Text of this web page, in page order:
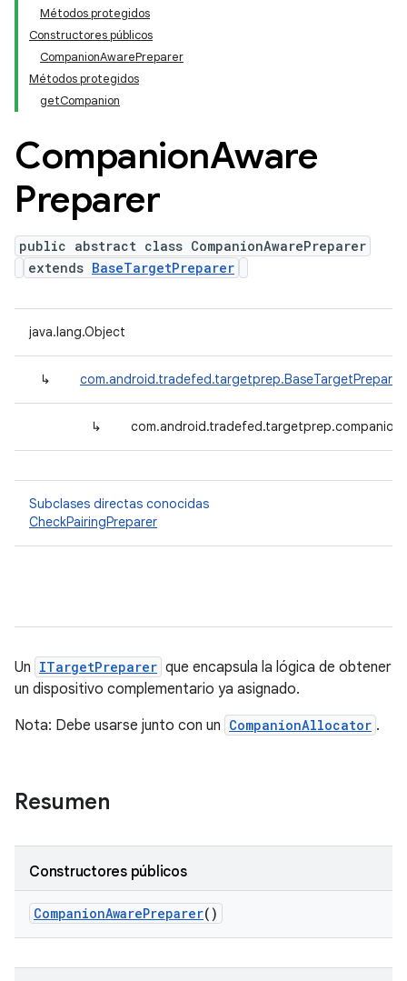
Métodos protegidos
Constructores públicos
CompanionAwarePreparer
Métodos protegidos
getCompanion
CompanionAware
Preparer
public abstract class CompanionAwarePreparer
extends BaseTargetPreparer
java.lang.Object
↳ com.android.tradefed.targetprep.BaseTargetPreparer
↳
Subclases directas conocidas
CheckPairingPreparer
Un ITargetPreparer que encapsula la lógica de obtener
un dispositivo complementario ya asignado.
Nota: Debe usarse junto con un CompanionAllocator .
Resumen
Constructores públicos
CompanionAwarePreparer()